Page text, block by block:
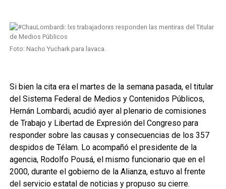
Foto: Nacho Yuchark para lavaca.
Si bien la cita era el martes de la semana pasada, el titular
del Sistema Federal de Medios y Contenidos Públicos,
Hernán Lombardi, acudió ayer al plenario de comisiones
de Trabajo y Libertad de Expresión del Congreso para
responder sobre las causas y consecuencias de los 357
despidos de Télam. Lo acompañó el presidente de la
agencia, Rodolfo Pousá, el mismo funcionario que en el
2000, durante el gobierno de la Alianza, estuvo al frente
del servicio estatal de noticias y propuso su cierre.